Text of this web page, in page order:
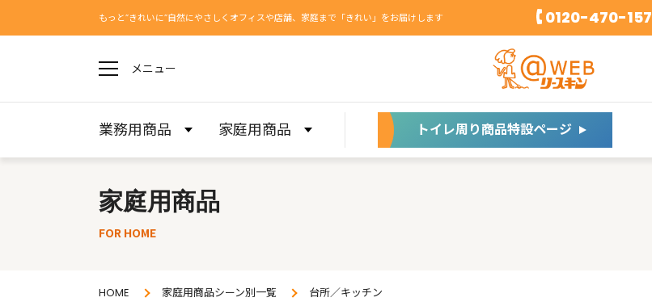
もっと”きれいに”自然にやさしくオフィスや店舗、家庭まで「きれい」をお届けします 0120-470-157
メニュー
業務用商品 家庭用商品 トイレ周り商品特設ページ
家庭用商品
FOR HOME
HOME 家庭用商品シーン別一覧 台所／キッチン